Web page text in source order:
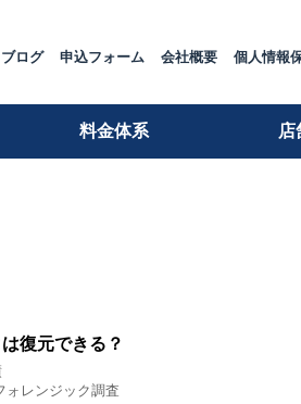
ブログ 申込フォーム 会社概要 個人情報
料金体系 店
復元できる？
ォレンジック調査